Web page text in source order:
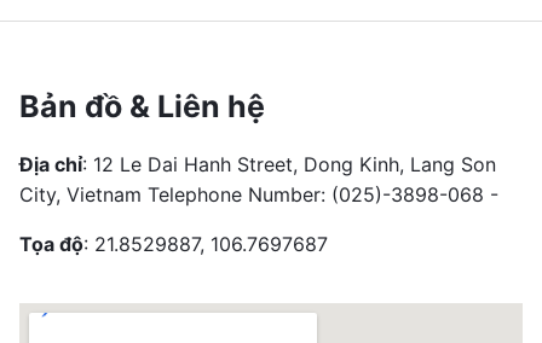
Bản đồ & Liên hệ
Địa chỉ: 12 Le Dai Hanh Street, Dong Kinh, Lang Son
City, Vietnam Telephone Number: (025)-3898-068 -
Tọa độ: 21.8529887, 106.7697687